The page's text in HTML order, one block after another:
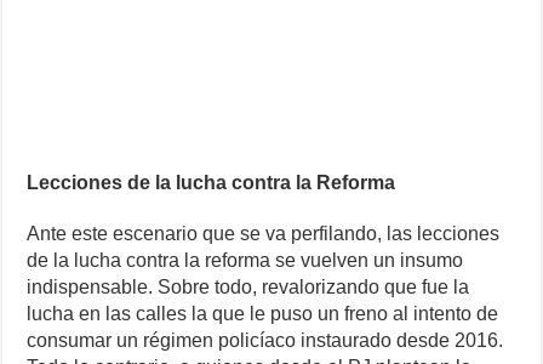
Lecciones de la lucha contra la Reforma
Ante este escenario que se va perfilando, las lecciones
de la lucha contra la reforma se vuelven un insumo
indispensable. Sobre todo, revalorizando que fue la
lucha en las calles la que le puso un freno al intento de
consumar un régimen policíaco instaurado desde 2016.